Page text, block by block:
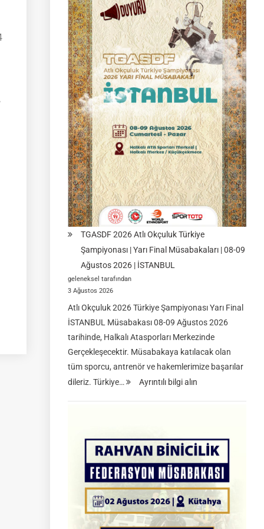
TGASDF 2026 Atlı Okçuluk Türkiye
Şampiyonası | Yarı Final Müsabakaları | 08-09
Ağustos 2026 | İSTANBUL
geleneksel tarafından
3 Ağustos 2026
Atlı Okçuluk 2026 Türkiye Şampiyonası Yarı Final
İSTANBUL Müsabakası 08-09 Ağustos 2026
tarihinde, Halkalı Atasporları Merkezinde
Gerçekleşecektir. Müsabakaya katılacak olan
tüm sporcu, antrenör ve hakemlerimize başarılar
dileriz. Türkiye…
Ayrıntılı bilgi alın